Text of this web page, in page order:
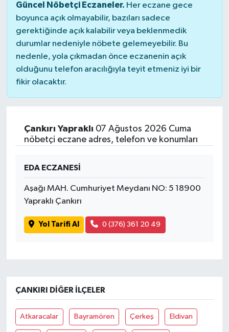
Güncel Nöbetçi Eczaneler. Her eczane gece
boyunca açık olmayabilir, bazıları sadece
gerektiğinde açık kalabilir veya beklenmedik
durumlar nedeniyle nöbete gelemeyebilir. Bu
nedenle, yola çıkmadan önce eczanenin açık
olduğunu telefon aracılığıyla teyit etmeniz iyi bir
fikir olacaktır.
Çankırı Yapraklı 07 Ağustos 2026 Cuma
nöbetçi eczane adres, telefon ve konumları
EDA ECZANESİ
Aşağı MAH. Cumhuriyet Meydanı NO: 5 18900
Yapraklı Çankırı
Yol Tarifi Al 0 (376) 361 20 49
ÇANKIRI DIĞER İLÇELER
Atkaracalar Bayramören Çerkeş Eldivan